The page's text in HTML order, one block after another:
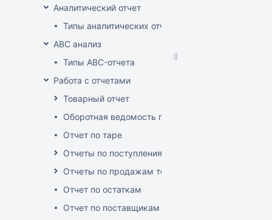
Аналитический отчет
Типы аналитических отчетов
ABC анализ
Типы ABC-отчета
Работа с отчетами
Товарный отчет
Оборотная ведомость по группам, товарам,
Отчет по таре
Отчеты по поступлениям товара
Отчеты по продажам товара
Отчет по остаткам
Отчет по поставщикам